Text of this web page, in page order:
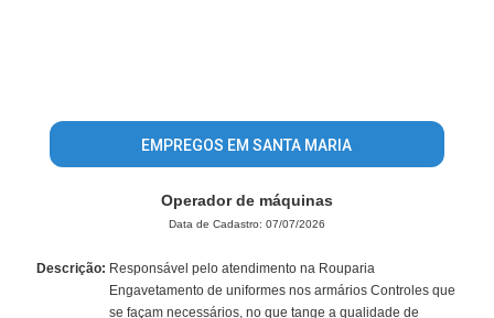
EMPREGOS EM SANTA MARIA
Operador de máquinas
Data de Cadastro: 07/07/2026
Descrição: Responsável pelo atendimento na Rouparia
Engavetamento de uniformes nos armários Controles que
se façam necessários, no que tange a qualidade de